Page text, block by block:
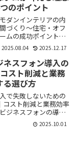
のポイント
ダンインテリアの内
づくり〜住宅・オフ
ムの成功ポイント解
事やリフォーム、
たらいいの？」「費
は叶うの？」と不安
せんか。...
2025.08.04 2025.12.17
ネスフォン導入の
スト削減と業務
る選び方
で失敗しないための
コスト削減と業務効率
ジネスフォンの導入
ど、種類も多く、費
など分からないこと
2025.10.01